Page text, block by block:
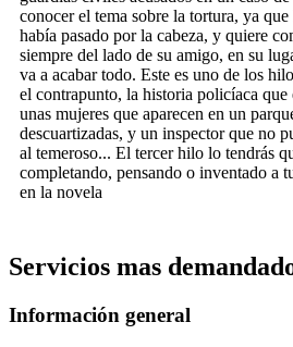
conocer el tema sobre la tortura, ya que
había pasado por la cabeza, y quiere
siempre del lado de su amigo, en su
va a acabar todo. Este es uno de los
el contrapunto, la historia policíaca que
unas mujeres que aparecen en un
descuartizadas, y un inspector que no
al temeroso... El tercer hilo lo tendrás
completando, pensando o inventado a
en la novela
Servicios mas
Información general